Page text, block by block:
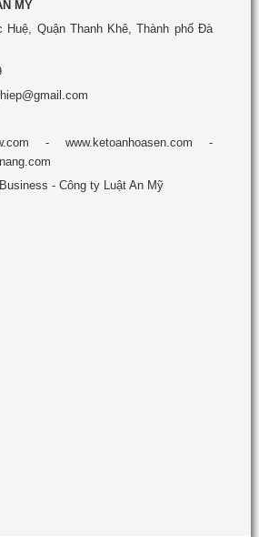
MỸ
Huệ, Quận Thanh Khê, Thành phố Đà
- www.ketoanhoasen.com -
- Công ty Luật An Mỹ